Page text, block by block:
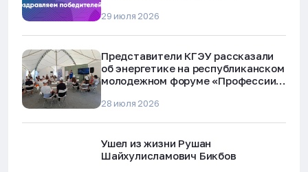
29 июля 2026
Представители КГЭУ рассказали
об энергетике на республиканском
молодежном форуме «Профессии
28 июля 2026
Ушел из жизни Рушан
Шайхулисламович Бикбов